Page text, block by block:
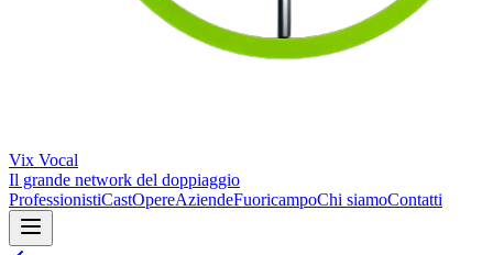
Vix Vocal
Il grande network del doppiaggio
ProfessionistiCastOpereAziendeFuoricampoChi siamoContatti